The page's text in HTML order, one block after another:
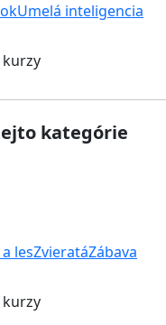
Umelá inteligencia
kategórie
lesZvieratáZábava